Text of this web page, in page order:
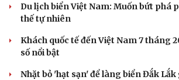
Du lịch biển Việt Nam: Muốn bứt phá
thế tự nhiên
Khách quốc tế đến Việt Nam 7 tháng
số nổi bật
Nhặt bỏ 'hạt sạn' để làng biển Đắk Lắk